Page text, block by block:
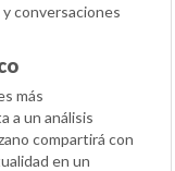
conversaciones
más
a un análisis
compartirá con
en un